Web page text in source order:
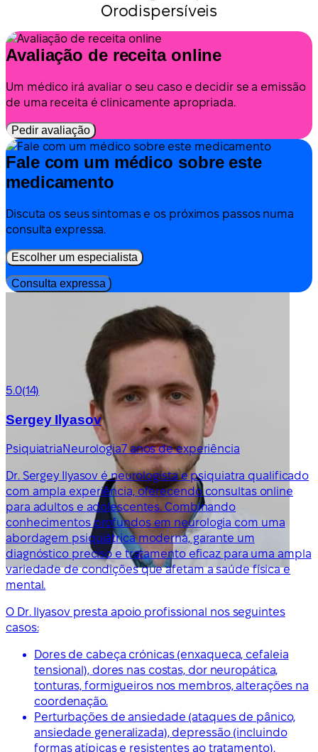
Orodispersíveis
Avaliação de receita online
Um médico irá avaliar o seu caso e decidir se a emissão
de uma receita é clinicamente apropriada.
Pedir avaliação
Fale com um médico sobre este
medicamento
Discuta os seus sintomas e os próximos passos numa
consulta expressa.
Escolher um especialista
Consulta expressa
5.0(14)
Sergey Ilyasov
PsiquiatriaNeurologia7 anos de experiência
Dr. Sergey Ilyasov é neurologista e psiquiatra qualificado
com ampla experiência, oferecendo consultas online
para adultos e adolescentes. Combinando
conhecimentos profundos em neurologia com uma
abordagem psiquiátrica moderna, garante um
diagnóstico preciso e tratamento eficaz para uma ampla
variedade de condições que afetam a saúde física e
mental.
O Dr. Ilyasov presta apoio profissional nos seguintes
casos:
Dores de cabeça crónicas (enxaqueca, cefaleia
tensional), dores nas costas, dor neuropática,
tonturas, formigueiros nos membros, alterações na
coordenação.
Perturbações de ansiedade (ataques de pânico,
ansiedade generalizada), depressão (incluindo
formas atípicas e resistentes ao tratamento),